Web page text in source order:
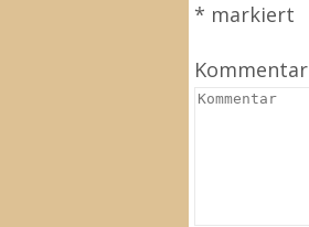
* markiert
Kommentar